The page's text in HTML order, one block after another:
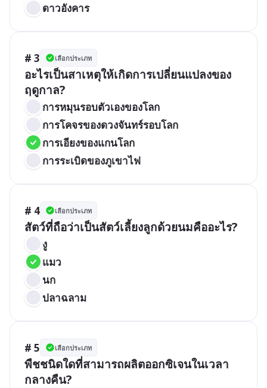
ดาวอังคาร
# 3 เลือกประเภท
อะไรเป็นสาเหตุให้เกิดการเปลี่ยนแปลงของ
ฤดูกาล?
การหมุนรอบตัวเองของโลก
การโคจรของดวงจันทร์รอบโลก
การเอียงของแกนโลก
การระเบิดของภูเขาไฟ
# 4 เลือกประเภท
สัตว์ที่ถือว่าเป็นสัตว์เลี้ยงลูกด้วยนมคืออะไร?
งู
แมว
นก
ปลาฉลาม
# 5 เลือกประเภท
พืชชนิดใดที่สามารถผลิตออกซิเจนในเวลา
กลางคืน?